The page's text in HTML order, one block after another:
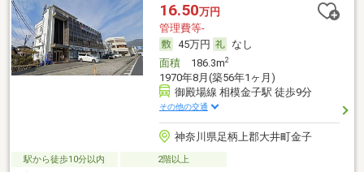
16.50万円
管理費等-
45万円
なし
面積186.3m2
1970年8月(築56年1ヶ月)
御殿場線 相模金子駅 徒歩9分
その他の交通
神奈川県足柄上郡大井町金子
駅から徒歩10分以内 2階以上